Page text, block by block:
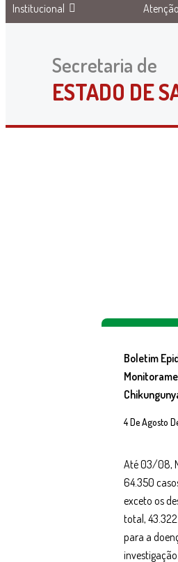
Institucional
Secretaria de
ESTADO DE
Boletim
4 De Agosto
Até 03/08,
64.350
exceto os
total,
para a